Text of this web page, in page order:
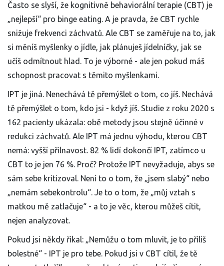
Často se slyší, že kognitivně behaviorální terapie (CBT) je
„nejlepší“ pro binge eating. A je pravda, že CBT rychle
snižuje frekvenci záchvatů. Ale CBT se zaměřuje na to, jak
si měníš myšlenky o jídle, jak plánuješ jídelníčky, jak se
učíš odmítnout hlad. To je výborné - ale jen pokud máš
schopnost pracovat s těmito myšlenkami.
IPT je jiná. Nenechává tě přemýšlet o tom, co jíš. Nechává
tě přemýšlet o tom, kdo jsi - když jíš. Studie z roku 2020 s
162 pacienty ukázala: obě metody jsou stejně účinné v
redukci záchvatů. Ale IPT má jednu výhodu, kterou CBT
nemá: vyšší přilnavost. 82 % lidí dokončí IPT, zatímco u
CBT to je jen 76 %. Proč? Protože IPT nevyžaduje, abys se
sám sebe kritizoval. Není to o tom, že „jsem slabý“ nebo
„nemám sebekontrolu“. Je to o tom, že „můj vztah s
matkou mě zatlačuje“ - a to je věc, kterou můžeš cítit,
nejen analyzovat.
Pokud jsi někdy říkal: „Nemůžu o tom mluvit, je to příliš
bolestné“ - IPT je pro tebe. Pokud jsi v CBT cítil, že tě